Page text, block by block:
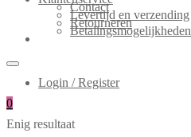
Contact
Levertijd en verzending
Retourneren
Betalingsmogelijkheden
Login / Register
0
Enig resultaat